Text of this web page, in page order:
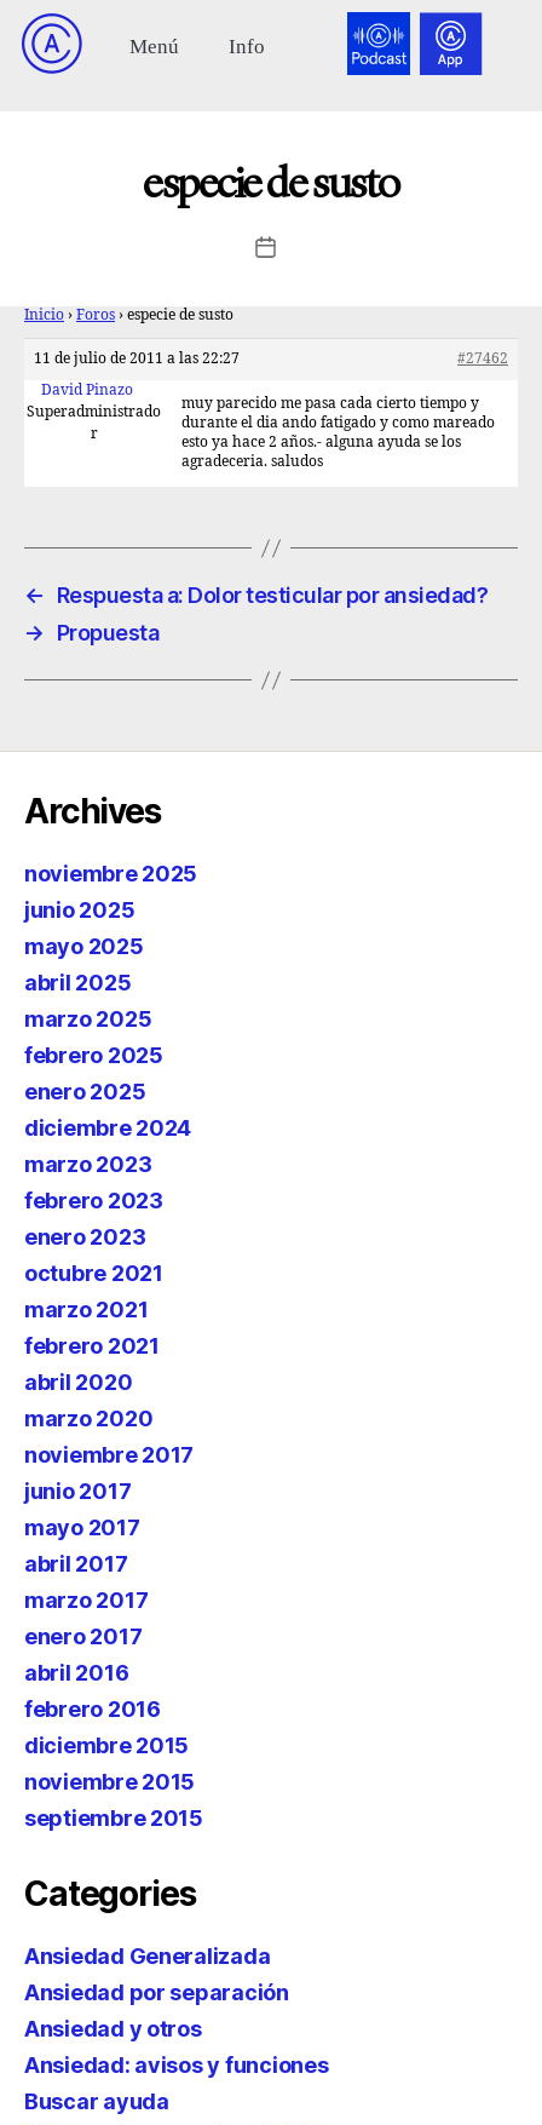
especie de susto
Inicio › Foros › especie de susto
11 de julio de 2011 a las 22:27
#27462
David Pinazo
Superadministrado
r
muy parecido me pasa cada cierto tiempo y
durante el dia ando fatigado y como mareado
esto ya hace 2 años.- alguna ayuda se los
agradeceria. saludos
←
Respuesta a: Dolor testicular por ansiedad?
→
Propuesta
Archives
noviembre 2025
junio 2025
mayo 2025
abril 2025
marzo 2025
febrero 2025
enero 2025
diciembre 2024
marzo 2023
febrero 2023
enero 2023
octubre 2021
marzo 2021
febrero 2021
abril 2020
marzo 2020
noviembre 2017
junio 2017
mayo 2017
abril 2017
marzo 2017
enero 2017
abril 2016
febrero 2016
diciembre 2015
noviembre 2015
septiembre 2015
Categories
Ansiedad Generalizada
Ansiedad por separación
Ansiedad y otros
Ansiedad: avisos y funciones
Buscar ayuda